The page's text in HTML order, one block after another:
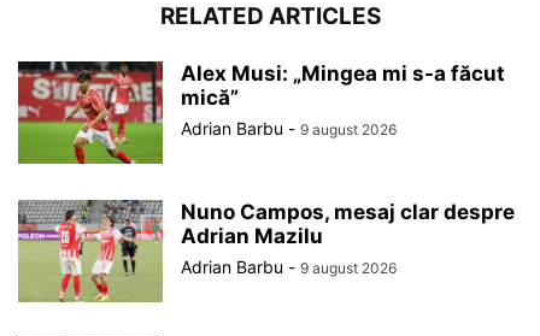
RELATED ARTICLES
Alex Musi: „Mingea mi s-a făcut
mică”
Adrian Barbu - 9 august 2026
Nuno Campos, mesaj clar despre
Adrian Mazilu
Adrian Barbu - 9 august 2026